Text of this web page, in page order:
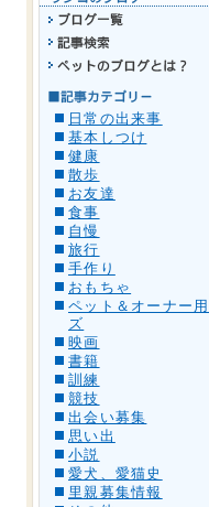
日常の出来事
基本しつけ
健康
散歩
お友達
食事
自慢
旅行
手作り
おもちゃ
ペット＆オーナー
ズ
映画
書籍
訓練
競技
出会い募集
思い出
小説
愛犬、愛猫史
里親募集情報